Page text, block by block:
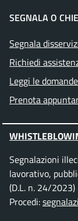
SEGNALA O
Segnala
Richiedi
Leggi le
Prenota
Segnalazioni
lavorativo,
(D.L. n. 24/2023)
Procedi: